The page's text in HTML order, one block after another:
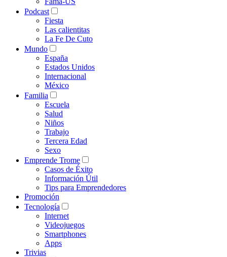
Podcast
Fiesta
Las calientitas
La Fe De Cuto
Mundo
España
Estados Unidos
Internacional
México
Familia
Escuela
Salud
Niños
Trabajo
Tercera Edad
Sexo
Emprende Trome
Casos de Éxito
Información Útil
Tips para Emprendedores
Promoción
Tecnología
Internet
Videojuegos
Smartphones
Apps
Trivias